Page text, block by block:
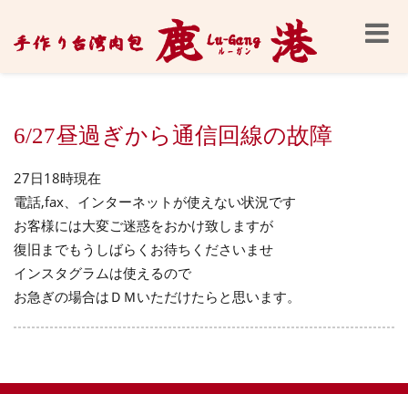
Toggle
6/27昼過ぎから通信回線の故障
27日18時現在
電話,fax、インターネットが使えない状況です
お客様には大変ご迷惑をおかけ致しますが
復旧までもうしばらくお待ちくださいませ
インスタグラムは使えるので
お急ぎの場合はＤＭいただけたらと思います。